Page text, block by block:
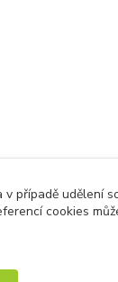
případě udělení
cookies